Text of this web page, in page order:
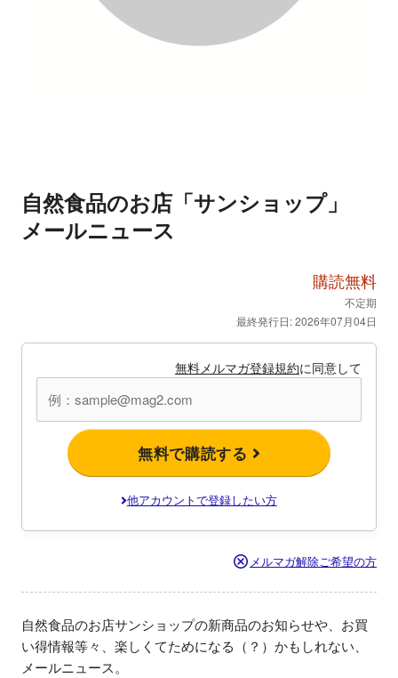
自然食品のお店「サンショップ」
メールニュース
購読無料
不定期
最終発行日: 2026年07月04日
無料メルマガ登録規約に同意して
無料で購読する
他アカウントで登録したい方
メルマガ解除ご希望の方
自然食品のお店サンショップの新商品のお知らせや、お買
い得情報等々、楽しくてためになる（？）かもしれない、
メールニュース。